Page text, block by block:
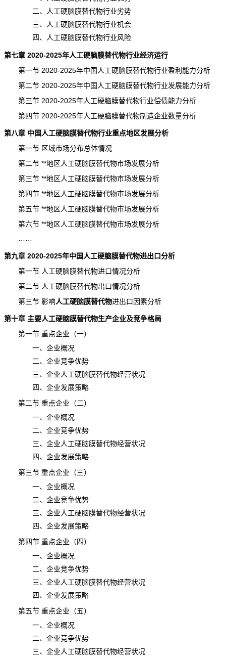
二、人工硬脑膜替代物行业劣势
三、人工硬脑膜替代物行业机会
四、人工硬脑膜替代物行业风险
第七章 2020-2025年人工硬脑膜替代物行业经济运行
第一节 2020-2025年中国人工硬脑膜替代物行业盈利能力分析
第二节 2020-2025年中国人工硬脑膜替代物行业发展能力分析
第三节 2020-2025年人工硬脑膜替代物行业偿债能力分析
第四节 2020-2025年人工硬脑膜替代物制造企业数量分析
第八章 中国人工硬脑膜替代物行业重点地区发展分析
第一节 区域市场分布总体情况
第二节 **地区人工硬脑膜替代物市场发展分析
第三节 **地区人工硬脑膜替代物市场发展分析
第四节 **地区人工硬脑膜替代物市场发展分析
第五节 **地区人工硬脑膜替代物市场发展分析
第六节 **地区人工硬脑膜替代物市场发展分析
第九章 2020-2025年中国人工硬脑膜替代物进出口分析
第一节 人工硬脑膜替代物进口情况分析
第二节 人工硬脑膜替代物出口情况分析
第三节 影响人工硬脑膜替代物进出口因素分析
第十章 主要人工硬脑膜替代物生产企业及竞争格局
第一节 重点企业（一）
一、企业概况
二、企业竞争优势
三、企业人工硬脑膜替代物经营状况
四、企业发展策略
第二节 重点企业（二）
一、企业概况
二、企业竞争优势
三、企业人工硬脑膜替代物经营状况
四、企业发展策略
第三节 重点企业（三）
一、企业概况
二、企业竞争优势
三、企业人工硬脑膜替代物经营状况
四、企业发展策略
第四节 重点企业（四）
一、企业概况
二、企业竞争优势
三、企业人工硬脑膜替代物经营状况
四、企业发展策略
第五节 重点企业（五）
一、企业概况
二、企业竞争优势
三、企业人工硬脑膜替代物经营状况